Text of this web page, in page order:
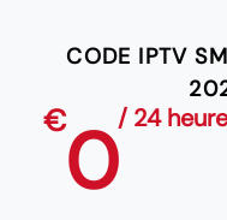
CODE IPTV
€0/ 24